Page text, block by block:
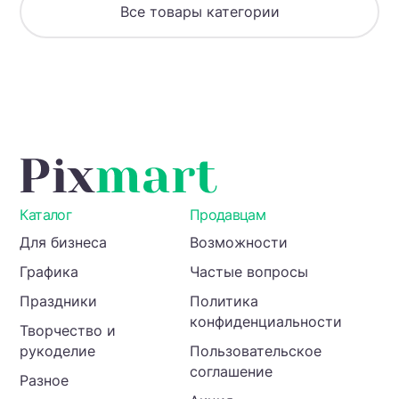
Все товары категории
Каталог
Для бизнеса
Графика
Праздники
Творчество и
рукоделие
Разное
Продавцам
Возможности
Частые вопросы
Политика
конфиденциальности
Пользовательское
соглашение